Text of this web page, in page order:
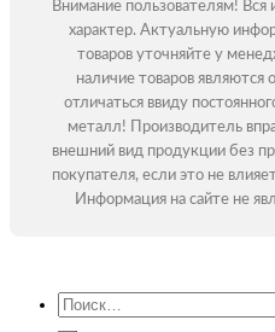
Внимание пользователям! Вся
характер. Актуальную
товаров уточняйте у
наличие товаров
отличаться ввиду
металл! Производитель
внешний вид продукции без
покупателя, если это не
Информация на сайте не
Искать: